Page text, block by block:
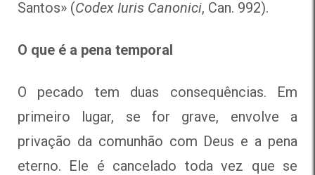
Santos» (Codex Iuris Canonici, Can. 992).
O que é a pena temporal
O pecado tem duas consequências. Em
primeiro lugar, se for grave, envolve a
privação da comunhão com Deus e a pena
eterno. Ele é cancelado toda vez que se